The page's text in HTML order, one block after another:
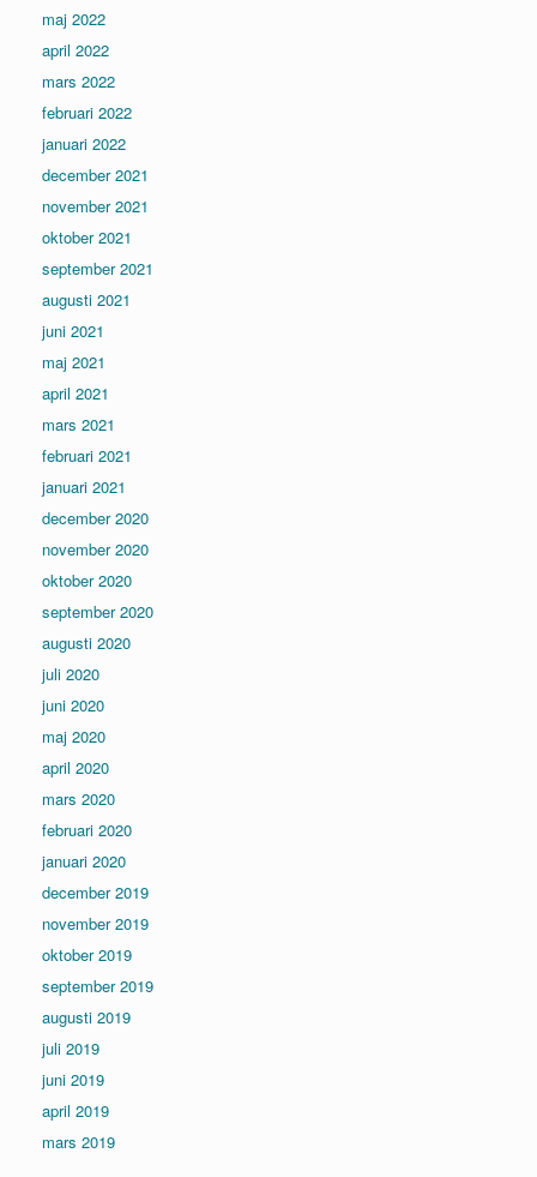
maj 2022
april 2022
mars 2022
februari 2022
januari 2022
december 2021
november 2021
oktober 2021
september 2021
augusti 2021
juni 2021
maj 2021
april 2021
mars 2021
februari 2021
januari 2021
december 2020
november 2020
oktober 2020
september 2020
augusti 2020
juli 2020
juni 2020
maj 2020
april 2020
mars 2020
februari 2020
januari 2020
december 2019
november 2019
oktober 2019
september 2019
augusti 2019
juli 2019
juni 2019
april 2019
mars 2019